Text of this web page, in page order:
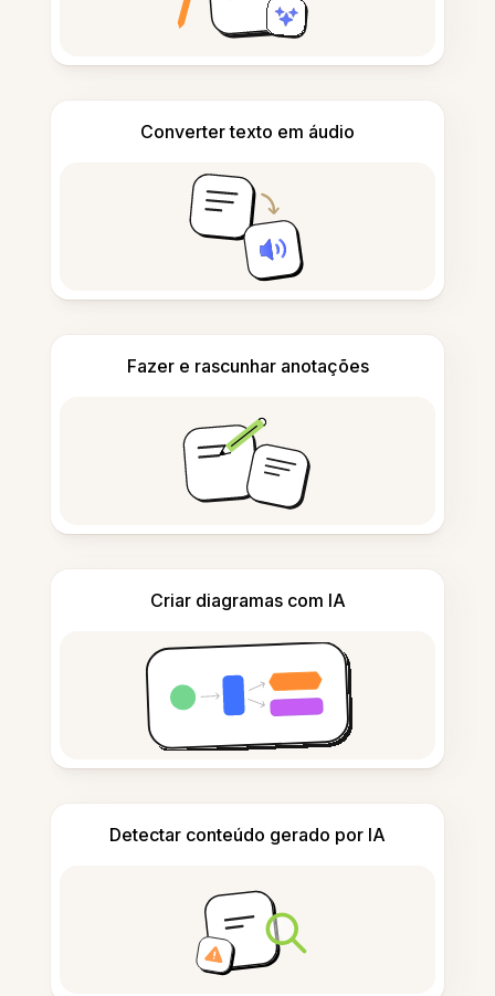
Converter texto em áudio
Fazer e rascunhar anotações
Criar diagramas com IA
Detectar conteúdo gerado por IA